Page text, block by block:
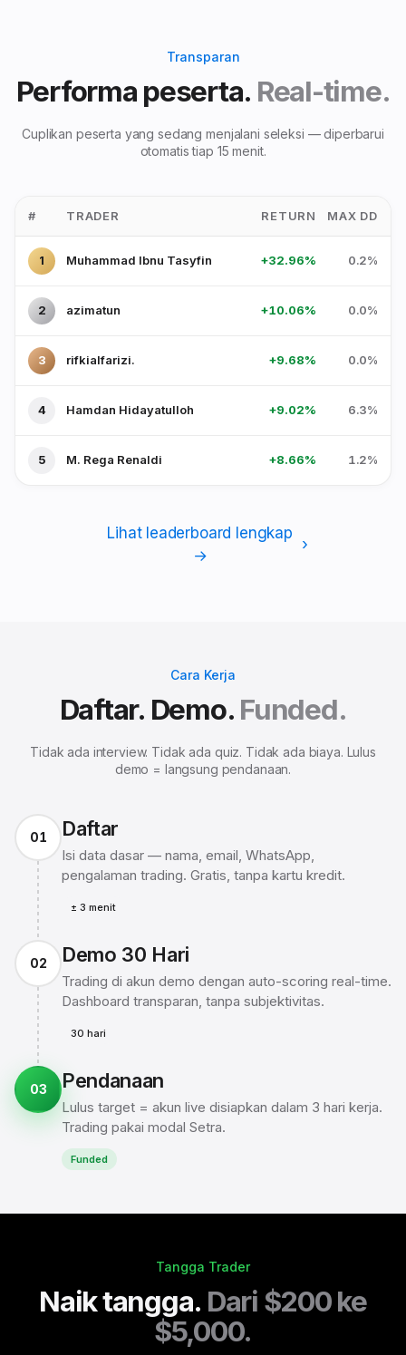
Transparan
Performa peserta. Real-time.
Cuplikan peserta yang sedang menjalani seleksi — diperbarui
otomatis tiap 15 menit.
# TRADER RETURN MAX DD
1 Muhammad Ibnu Tasyfin +32.96% 0.2%
2 azimatun +10.06% 0.0%
3 rifkialfarizi. +9.68% 0.0%
4 Hamdan Hidayatulloh +9.02% 6.3%
5 M. Rega Renaldi +8.66% 1.2%
Lihat leaderboard lengkap
→
Cara Kerja
Daftar. Demo. Funded.
Tidak ada interview. Tidak ada quiz. Tidak ada biaya. Lulus
demo = langsung pendanaan.
01 Daftar
Isi data dasar — nama, email, WhatsApp,
pengalaman trading. Gratis, tanpa kartu kredit.
± 3 menit
02 Demo 30 Hari
Trading di akun demo dengan auto-scoring real-time.
Dashboard transparan, tanpa subjektivitas.
30 hari
03 Pendanaan
Lulus target = akun live disiapkan dalam 3 hari kerja.
Trading pakai modal Setra.
Funded
Tangga Trader
Naik tangga. Dari $200 ke
$5,000.